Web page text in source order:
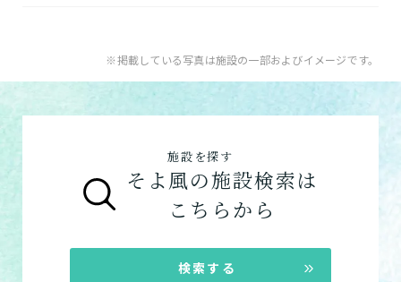
【3】お客様に選ばれるできたてのお食事
そよ風は施設内に厨房を構え、手作りのお食
事をできたてで提供しています。約8割のお
お客様に選ばれるできたてのお食事を詳しく
★この介護施設について…相談したい・見学
ショートステイ
自宅に来てもらう
てもらう
「ケアマネジャー」が決まっていない方：地
域包括支援センターまたは居宅介護支援事務
所へ相談しましょう。
入居系サービス ：ホームに入居したい方向け
のサービスは以下です。
：自宅から通いたい、自宅に
来てもらいたい方向けのサービスは以下で
す。
※掲載している写真は施設の一部およびイメージです。
施設を探す
そよ風の施設検索は
こちらから
検索する